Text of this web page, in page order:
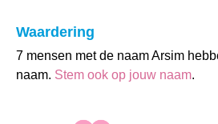
Waardering
7 mensen met de naam Arsim
naam. Stem ook op jouw naam.